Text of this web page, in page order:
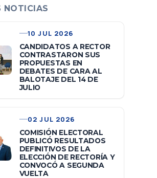
NOTICIAS
10 JUL 2026
CANDIDATOS A RECTOR
CONTRASTARON SUS
PROPUESTAS EN
DEBATES DE CARA AL
BALOTAJE DEL 14 DE
JULIO
02 JUL 2026
COMISIÓN ELECTORAL
PUBLICÓ RESULTADOS
DEFINITIVOS DE LA
ELECCIÓN DE RECTORÍA Y
CONVOCÓ A SEGUNDA
VUELTA